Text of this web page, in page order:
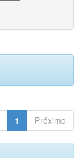
1 Próximo